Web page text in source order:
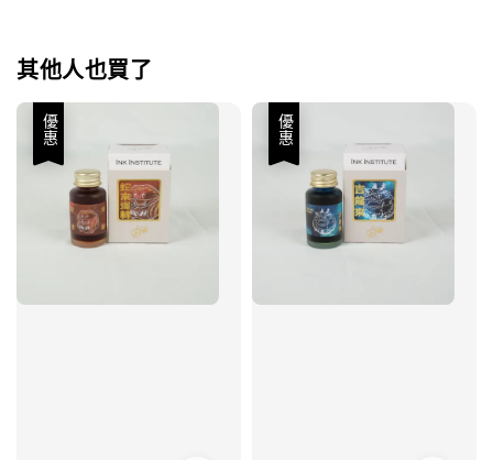
其他人也買了
優惠 優惠